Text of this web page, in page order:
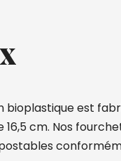
est
cm. Nos